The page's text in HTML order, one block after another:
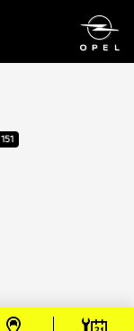

151